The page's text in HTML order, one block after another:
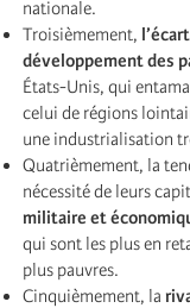
nationale.
Troisièmement,
développement des
États-Unis, qui
celui de régions
une industrialisation
Quatrièmement, la
nécessité de leurs
militaire et
qui sont les plus en
plus pauvres.
Cinquièmement, la